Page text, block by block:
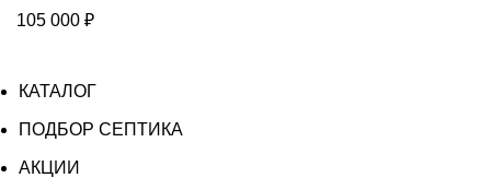
105 000 ₽
КАТАЛОГ
ПОДБОР СЕПТИКА
АКЦИИ